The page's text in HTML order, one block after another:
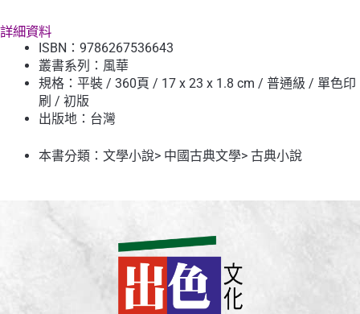
詳細資料
ISBN：9786267536643
叢書系列： 風華
規格：平裝 / 360頁 / 17 x 23 x 1.8 cm / 普通級 / 單色印
刷 / 初版
出版地：台灣
本書分類： 文學小說> 中國古典文學> 古典小說